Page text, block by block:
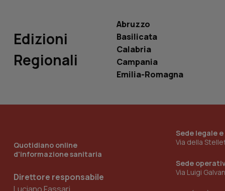
Edizioni
Regionali
Abruzzo
Basilicata
Calabria
Campania
Emilia-Romagna
Quotidiano online
d'informazione sanitaria
Direttore responsabile
Sede legale
Via della
Sede
Via Luigi
__Secure-YNID